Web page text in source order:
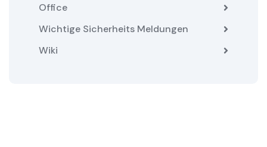
Office
Wichtige Sicherheits Meldungen
Wiki